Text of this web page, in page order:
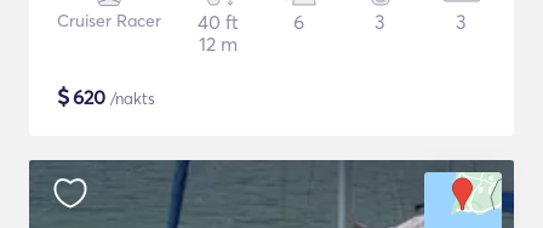
Cruiser Racer
40 ft
12 m
6 3 3
$620 /nakts